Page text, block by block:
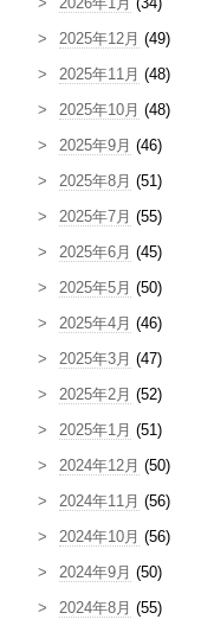
2025年12月 (49)
2025年11月 (48)
2025年10月 (48)
2025年9月 (46)
2025年8月 (51)
2025年7月 (55)
2025年6月 (45)
2025年5月 (50)
2025年4月 (46)
2025年3月 (47)
2025年2月 (52)
2025年1月 (51)
2024年12月 (50)
2024年11月 (56)
2024年10月 (56)
2024年9月 (50)
2024年8月 (55)